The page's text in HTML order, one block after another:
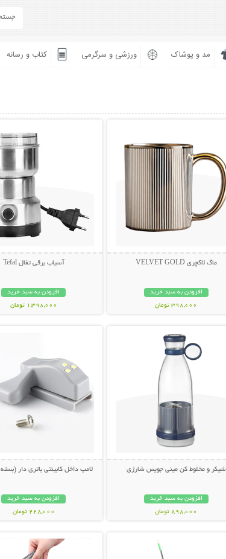
مد و پوشاک ورزشی و سرگرمی کتاب و رسانه
ماگ لاکچری VELVET GOLD
افزودن به سبد خرید
398,000 تومان
آسیاب برقی تفال Tefal
افزودن به سبد خرید
1,398,000 تومان
شیکر و مخلوط کن مینی جویس شارژی
افزودن به سبد خرید
898,000 تومان
لامپ داخل کابینتی باتری دار (بسته 2 عددی)
افزودن به سبد خرید
228,000 تومان